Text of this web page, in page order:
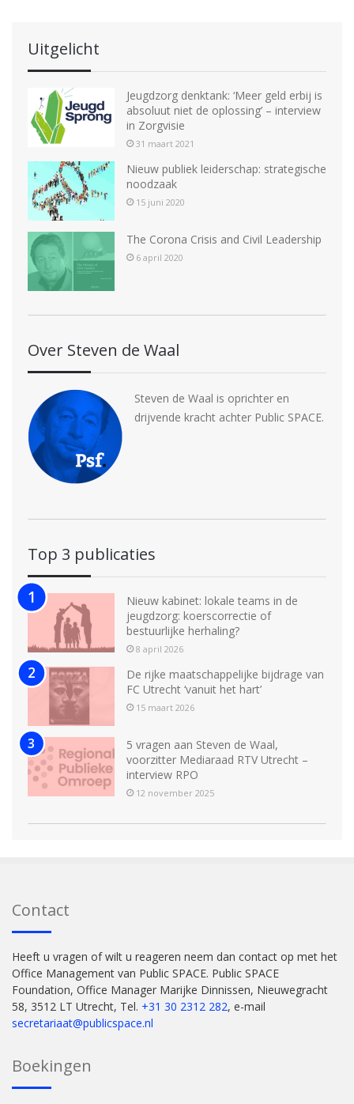
Uitgelicht
Jeugdzorg denktank: ‘Meer geld erbij is
absoluut niet de oplossing’ – interview
in Zorgvisie
31 maart 2021
Nieuw publiek leiderschap: strategische
noodzaak
15 juni 2020
The Corona Crisis and Civil Leadership
6 april 2020
Over Steven de Waal
Steven de Waal is oprichter en
drijvende kracht achter Public SPACE.
Top 3 publicaties
Nieuw kabinet: lokale teams in de
jeugdzorg: koerscorrectie of
bestuurlijke herhaling?
8 april 2026
De rijke maatschappelijke bijdrage van
FC Utrecht ‘vanuit het hart’
15 maart 2026
5 vragen aan Steven de Waal,
voorzitter Mediaraad RTV Utrecht –
interview RPO
12 november 2025
Contact
Heeft u vragen of wilt u reageren neem dan contact op met het
Office Management van Public SPACE. Public SPACE
Foundation, Office Manager Marijke Dinnissen, Nieuwegracht
58, 3512 LT Utrecht, Tel. +31 30 2312 282, e-mail
secretariaat@publicspace.nl
Boekingen